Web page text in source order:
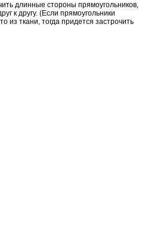
длинные стороны прямоугольников,
к другу. (Если прямоугольники
из ткани, тогда придется застрочить